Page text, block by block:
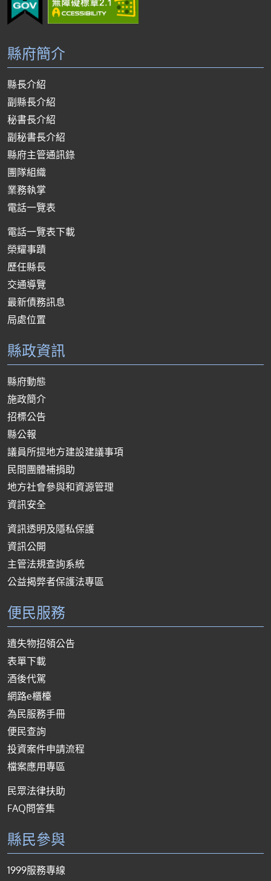
縣府簡介
縣長介紹
副縣長介紹
秘書長介紹
副秘書長介紹
縣府主管通訊錄
團隊組織
業務執掌
電話一覽表
電話一覽表下載
榮耀事蹟
歷任縣長
交通導覽
最新債務訊息
局處位置
縣政資訊
縣府動態
施政簡介
招標公告
縣公報
議員所提地方建設建議事項
民間團體補捐助
地方社會參與和資源管理
資訊安全
資訊透明及隱私保護
資訊公開
主管法規查詢系統
公益揭弊者保護法專區
便民服務
遺失物招領公告
表單下載
酒後代駕
網路e櫃檯
為民服務手冊
便民查詢
投資案件申請流程
檔案應用專區
民眾法律扶助
FAQ問答集
縣民參與
1999服務專線